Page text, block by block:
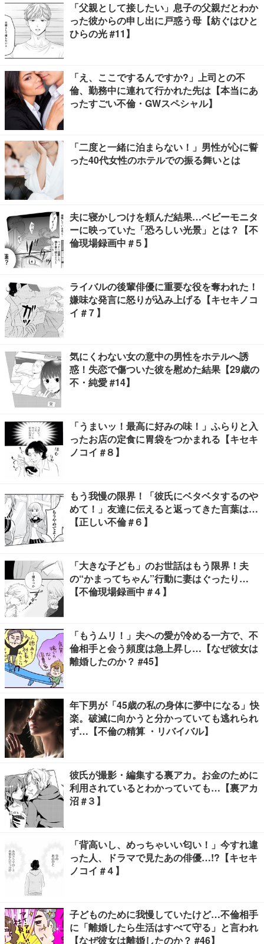
「父親として接したい」息子の父親だとわか
った彼からの申し出に戸惑う母【紡ぐはひと
ひらの光 #11】
「え、ここでするんですか?」上司との不
倫、勤務中に連れて行かれた先は【本当にあ
ったすごい不倫・GWスペシャル】
「二度と一緒に泊まらない！」男性が心に誓
った40代女性のホテルでの振る舞いとは
夫に寝かしつけを頼んだ結果…ベビーモニタ
ーに映っていた「恐ろしい光景」とは？【不
倫現場録画中 #５】
ライバルの後輩俳優に重要な役を奪われた！
嫌味な発言に怒りが込み上げる【キセキノコ
イ #７】
気にくわない女の意中の男性をホテルへ誘
惑！失恋で傷ついた彼を慰めた結果【29歳の
不・純愛 #14】
「うまいッ！最高に好みの味！」ふらりと入
ったお店の定食に胃袋をつかまれる【キセキ
ノコイ #８】
もう我慢の限界！「彼氏にベタベタするのや
めて！」友達に伝えると返ってきた言葉は…
【正しい不倫 #６】
「大きな子ども」のお世話はもう限界！夫
の“かまってちゃん”行動に妻はぐったり…
【不倫現場録画中 #４】
「もうムリ！」夫への愛が冷める一方で、不
倫相手と会う頻度は急上昇し…【なぜ彼女は
離婚したのか？ #45】
年下男が「45歳の私の身体に夢中になる」快
楽。破滅に向かうと分かっていても逃れられ
ず…【不倫の精算 ・リバイバル】
彼氏が撮影・編集する裏アカ。お金のために
利用されているとわかっていても…【裏アカ
沼 #３】
「背高いし、めっちゃいい匂い！」今すれ違
った人、ドラマで見たあの俳優…!?【キセキ
ノコイ #４】
子どものために我慢していたけど…不倫相手
に「離婚したら生活はすべて守る」と言われ
【なぜ彼女は離婚したのか？ #46】